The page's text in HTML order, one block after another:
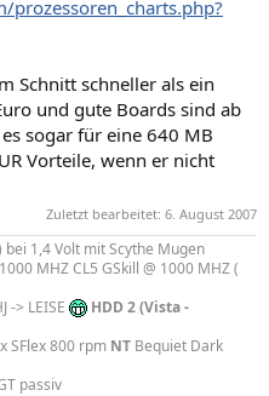
Schnitt schneller als ein
und gute Boards sind ab
sogar für eine 640 MB
Vorteile, wenn er nicht
Zuletzt bearbeitet: 6. August 2007
bei 1,4 Volt mit Scythe Mugen
MHZ CL5 GSkill @ 1000 MHZ (
-> LEISE
HDD 2 (Vista -
SFlex 800 rpm NT Bequiet Dark
passiv